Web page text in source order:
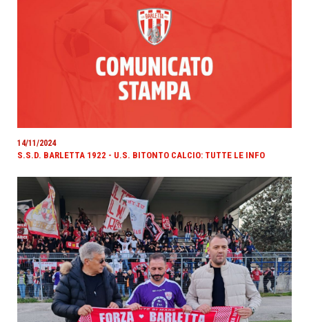
14/11/2024
S.S.D. BARLETTA 1922 - U.S. BITONTO CALCIO: TUTTE LE INFO